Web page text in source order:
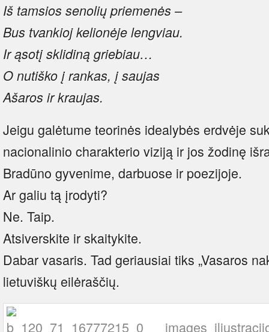
Iš tamsios senolių priemenės –
Bus tvankioj kelionėje lengviau.
Ir ąsotį sklidiną griebiau…
O nutiško į rankas, į saujas
Ašaros ir kraujas.
Jeigu galėtume teorinės idealybės erdvėje
nacionalinio charakterio viziją ir jos žodinę
Bradūno gyvenime, darbuose ir poezijoje.
Ar galiu tą įrodyti?
Ne. Taip.
Atsiverskite ir skaitykite.
Dabar vasaris. Tad geriausiai tiks „Vasaros
lietuviškų eilėraščių.